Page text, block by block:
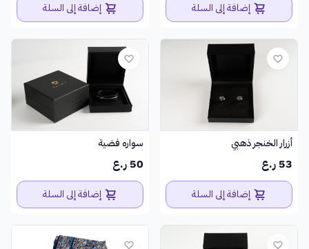
إضافة إلى السلة إضافة إلى السلة
أزرار الخنجر ذهبي
53 ر.ع
إضافة إلى السلة
سواره فضية
50 ر.ع
إضافة إلى السلة